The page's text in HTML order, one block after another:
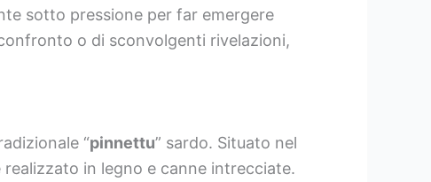
sotto pressione per far emergere
o di sconvolgenti rivelazioni,
“pinnettu” sardo. Situato nel
in legno e canne intrecciate.